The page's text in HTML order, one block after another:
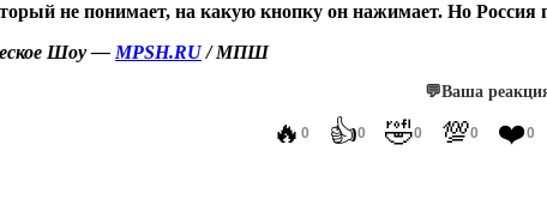
не понимает, на какую кнопку он нажимает. Но Россия
Шоу — MPSH.RU/ МПШ
💬Ваша
🔥 0 👍0 🤣0 💯0 ❤️0